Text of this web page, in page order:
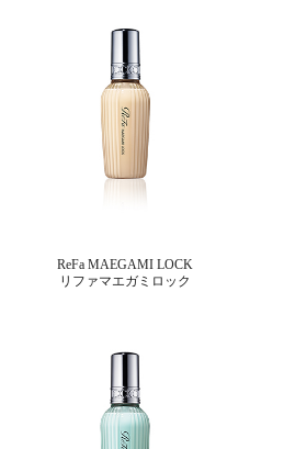
ReFa MAEGAMI LOCK
リファマエガミロック